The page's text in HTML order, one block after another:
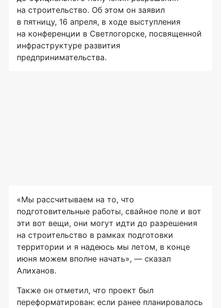
на строительство. Об этом он заявил
в пятницу, 16 апреля, в ходе выступления
на конференции в Светлогорске, посвященной
инфраструктуре развития
предпринимательства.
«Мы рассчитываем на то, что
подготовительные работы, свайное поле и вот
эти вот вещи, они могут идти до разрешения
на строительство в рамках подготовки
территории и я надеюсь мы летом, в конце
июня можем вполне начать», — сказал
Алиханов.
Также он отметил, что проект был
переформатирован: если ранее планировалось